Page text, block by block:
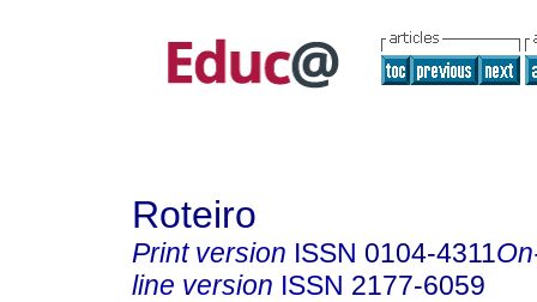
Roteiro
Print version ISSN 0104-4311
line version ISSN 2177-6059